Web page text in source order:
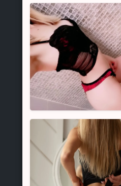
Alex,
22
19